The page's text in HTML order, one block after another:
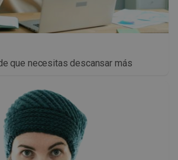
que necesitas descansar más